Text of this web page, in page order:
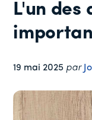
L'un des
19 mai 2025 par